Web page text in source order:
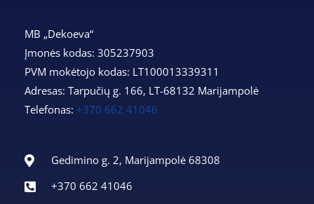
MB „Dekoeva“
Įmonės kodas: 305237903
PVM mokėtojo kodas: LT100013339311
Adresas: Tarpučių g. 166, LT-68132 Marijampolė
Telefonas: +370 662 41046
Gedimino g. 2, Marijampolė 68308
+370 662 41046